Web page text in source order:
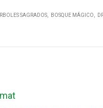
SAGRADOS BOSQUE MÁGICO